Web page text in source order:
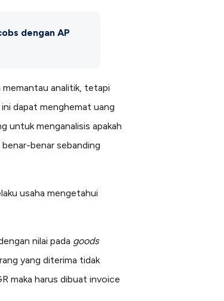
dengan AP
analitik, tetapi
dapat menghemat uang
untuk menganalisis apakah
benar sebanding
usaha mengetahui
nilai pada goods
yang diterima tidak
maka harus dibuat invoice